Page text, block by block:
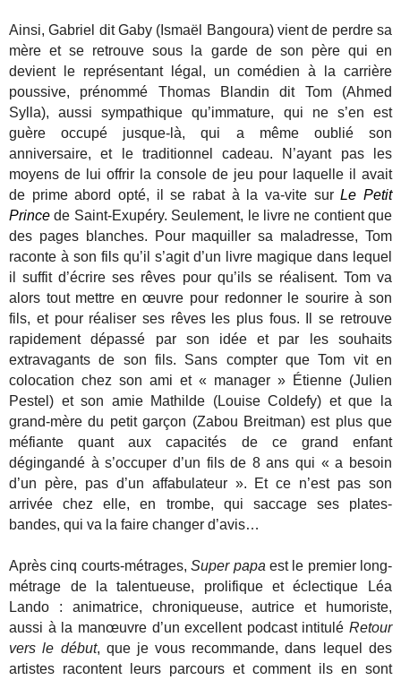
Ainsi, Gabriel dit Gaby (Ismaël Bangoura) vient de perdre sa
mère et se retrouve sous la garde de son père qui en
devient le représentant légal, un comédien à la carrière
poussive, prénommé Thomas Blandin dit Tom (Ahmed
Sylla), aussi sympathique qu’immature, qui ne s’en est
guère occupé jusque-là, qui a même oublié son
anniversaire, et le traditionnel cadeau. N’ayant pas les
moyens de lui offrir la console de jeu pour laquelle il avait
de prime abord opté, il se rabat à la va-vite surLe Petit
Prince de Saint-Exupéry. Seulement, le livre ne contient que
des pages blanches. Pour maquiller sa maladresse, Tom
raconte à son fils qu’il s’agit d’un livre magique dans lequel
il suffit d’écrire ses rêves pour qu’ils se réalisent. Tom va
alors tout mettre en œuvre pour redonner le sourire à son
fils, et pour réaliser ses rêves les plus fous. Il se retrouve
rapidement dépassé par son idée et par les souhaits
extravagants de son fils. Sans compter que Tom vit en
colocation chez son ami et « manager » Étienne (Julien
Pestel) et son amie Mathilde (Louise Coldefy) et que la
grand-mère du petit garçon (Zabou Breitman) est plus que
méfiante quant aux capacités de ce grand enfant
dégingandé à s’occuper d’un fils de 8 ans qui « a besoin
d’un père, pas d’un affabulateur ». Et ce n’est pas son
arrivée chez elle, en trombe, qui saccage ses plates-
bandes, qui va la faire changer d’avis…
Après cinq courts-métrages,Super papa est le premier long-
métrage de la talentueuse, prolifique et éclectique Léa
Lando : animatrice, chroniqueuse, autrice et humoriste,
aussi à la manœuvre d’un excellent podcast intitulé Retour
vers le début, que je vous recommande, dans lequel des
artistes racontent leurs parcours et comment ils en sont